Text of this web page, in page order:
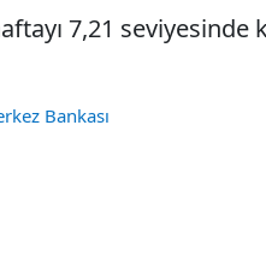
7,21 seviyesinde
Bankası